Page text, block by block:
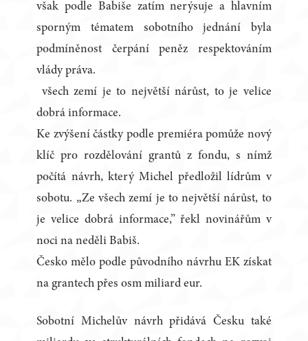
však podle Babiše zatím nerýsuje a hlavním
sporným tématem sobotního jednání byla
podmíněnost čerpání peněz respektováním
vlády práva.
všech zemí je to největší nárůst, to je velice
dobrá informace.
Ke zvýšení částky podle premiéra pomůže nový
klíč pro rozdělování grantů z fondu, s nímž
počítá návrh, který Michel předložil lídrům v
sobotu. „Ze všech zemí je to největší nárůst, to
je velice dobrá informace,” řekl novinářům v
noci na neděli Babiš.
Česko mělo podle původního návrhu EK získat
na grantech přes osm miliard eur.
Sobotní Michelův návrh přidává Česku také